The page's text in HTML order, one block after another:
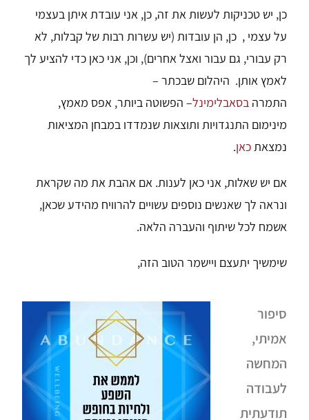
כן, יש טכניקות לעשות את זה,כן, אני עובדת איתן בעצמי
על עצמי ,כן, הן עובדות (יש עשרות רבות של קבלות, לא
רק עבורי, גם עבור ואצל אחרים), וכן, אני כאן כדי להציע לך
לאמץ אותן. היהלום שבכתר –
התמרהבסאבלימינל– הפשוטה ביותר, אפס מאמץ,
מינימום התנגדויות ותוצאות שנמדדו במבחן המציאות
נמצאתכאן.
אם יש שאלות, אני כאן לענות. אם אהבת את מה שקראת
ונראה לך שאנשים נוספים עשויים להרוויח מהידע שכאן,
אשמח לכל שיתוף והעברה הלאה.
שימשיך יתעצם ויישמר הטוב הזה,
סיפור
אמיתי,
המחשה
לעבודה
תודעתית